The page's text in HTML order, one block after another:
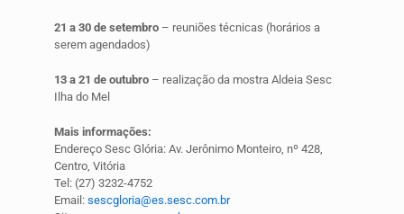
21 a 30 de setembro – reuniões técnicas (horários a
serem agendados)
13 a 21 de outubro – realização da mostra Aldeia Sesc
Ilha do Mel
Mais informações:
Endereço Sesc Glória: Av. Jerônimo Monteiro, nº 428,
Centro, Vitória
Tel: (27) 3232-4752
Email: sescgloria@es.sesc.com.br